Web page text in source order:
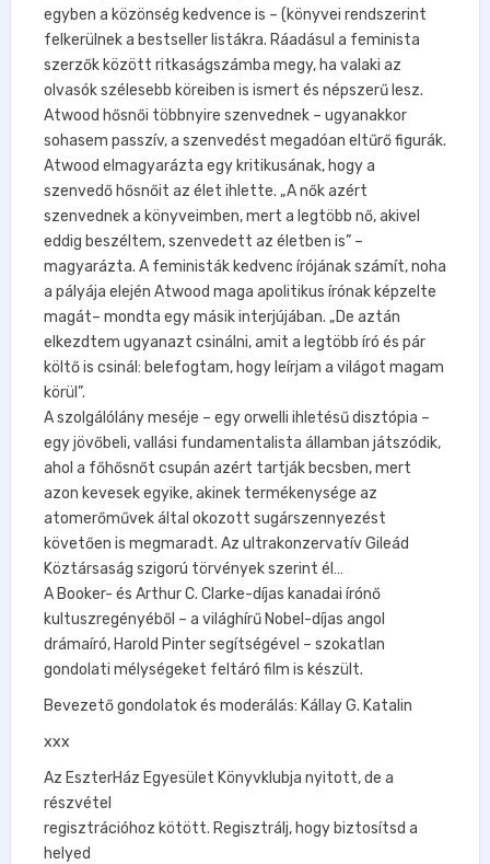
egyben a közönség kedvence is – (könyvei rendszerint
felkerülnek a bestseller listákra. Ráadásul a feminista
szerzők között ritkaságszámba megy, ha valaki az
olvasók szélesebb köreiben is ismert és népszerű lesz.
Atwood hősnői többnyire szenvednek – ugyanakkor
sohasem passzív, a szenvedést megadóan eltűrő figurák.
Atwood elmagyarázta egy kritikusának, hogy a
szenvedő hősnőit az élet ihlette. „A nők azért
szenvednek a könyveimben, mert a legtöbb nő, akivel
eddig beszéltem, szenvedett az életben is” –
magyarázta. A feministák kedvenc írójának számít, noha
a pályája elején Atwood maga apolitikus írónak képzelte
magát– mondta egy másik interjújában. „De aztán
elkezdtem ugyanazt csinálni, amit a legtöbb író és pár
költő is csinál: belefogtam, hogy leírjam a világot magam
körül”.
A szolgálólány meséje – egy orwelli ihletésű disztópia –
egy jövőbeli, vallási fundamentalista államban játszódik,
ahol a főhősnőt csupán azért tartják becsben, mert
azon kevesek egyike, akinek termékenysége az
atomerőművek által okozott sugárszennyezést
követően is megmaradt. Az ultrakonzervatív Gileád
Köztársaság szigorú törvények szerint él…
A Booker- és Arthur C. Clarke-díjas kanadai írónő
kultuszregényéből – a világhírű Nobel-díjas angol
drámaíró, Harold Pinter segítségével – szokatlan
gondolati mélységeket feltáró film is készült.
Bevezető gondolatok és moderálás: Kállay G. Katalin
xxx
Az EszterHáz Egyesület Könyvklubja nyitott, de a
részvétel
regisztrációhoz kötött. Regisztrálj, hogy biztosítsd a
helyed